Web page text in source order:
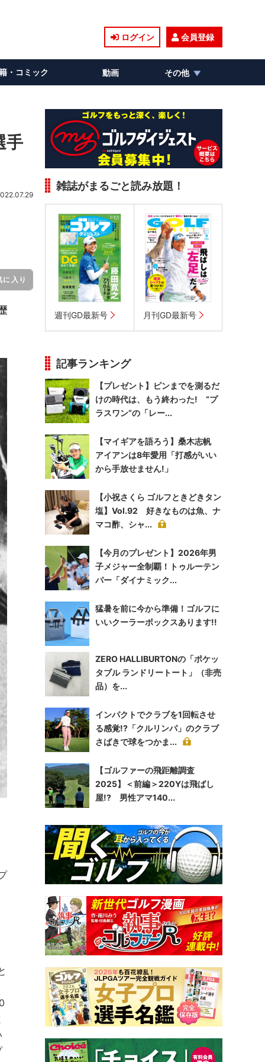
ログイン 会員登録
・コミック 動画 その他
手
に入り
雑誌がまるごと読み放題！
週刊GD最新号 月刊GD最新号
記事ランキング
【プレゼント】ピンまでを測るだ
けの時代は、もう終わった! “プ
ラスワン”の「レー...
【マイギアを語ろう】桑木志帆
アイアンは8年愛用「打感がいい
から手放せません!」
【小祝さくら ゴルフときどきタン
塩】Vol.92 好きなものは魚、ナ
マコ酢、シャ...
【今月のプレゼント】2026年男
子メジャー全制覇！トゥルーテン
パー「ダイナミック...
猛暑を前に今から準備！ゴルフに
いいクーラーボックスあります!!
ZERO HALLIBURTONの「ポケッ
タブル ランドリートート」（非売
品）を...
インパクトでクラブを1回転させ
る感覚!?「クルリンパ」のクラブ
さばきで球をつかま...
【ゴルファーの飛距離調査
2025】＜前編＞220Yは飛ばし
屋!? 男性アマ140...